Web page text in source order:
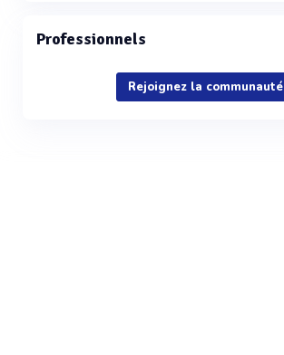
Professionnels
Rejoignez la communauté